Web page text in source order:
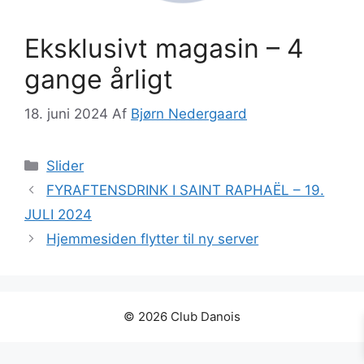
Eksklusivt magasin – 4
gange årligt
18. juni 2024 Af Bjørn Nedergaard
Kategorier
Slider
FYRAFTENSDRINK I SAINT RAPHAËL – 19.
JULI 2024
Hjemmesiden flytter til ny server
© 2026 Club Danois